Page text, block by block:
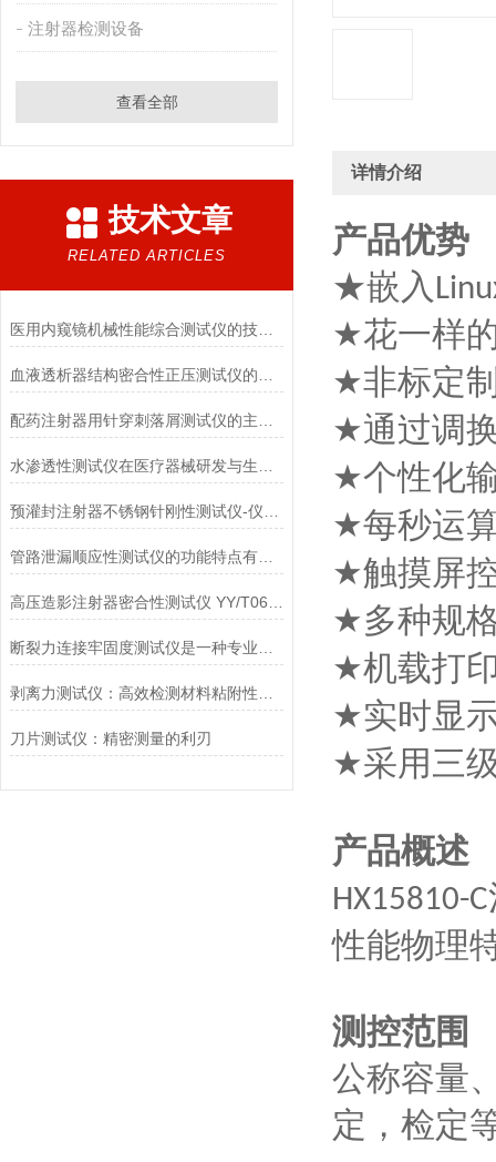
注射器检测设备
查看全部
技术文章
RELATED ARTICLES
医用内窥镜机械性能综合测试仪的技术特点详解
管路泄漏顺应性测试仪的功能特点有哪些?
刀片测试仪：精密测量的利刃
详情介绍
产品优势
★嵌入
★花一样
★非标定
★通过调
★个性化
★每秒运
★触摸屏
★多种规
★机载打
★实时显
★采用三
产品概述
HX15810-C
性能物理
测控范围
公称容量
定，检定